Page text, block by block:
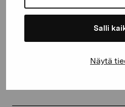
Salli
Näytä
+358 (0)50 371 6339